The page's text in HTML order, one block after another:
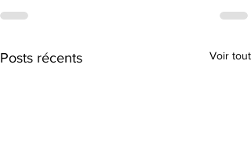
Posts récents Voir tout